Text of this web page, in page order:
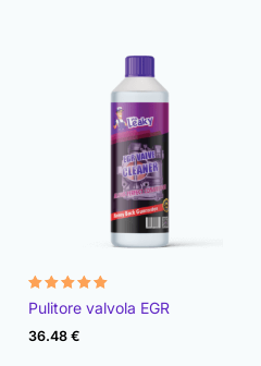
Valutato
4.93
su 5
Pulitore valvola EGR
36.48 €